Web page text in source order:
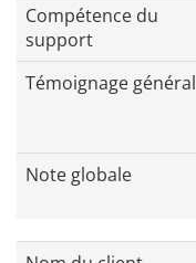
Compétence du
support
Témoignage général
Note globale